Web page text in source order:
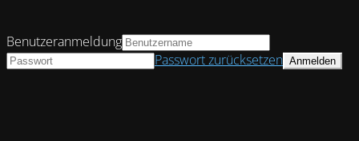
Benutzeranmeldung
Passwort zurücksetzen